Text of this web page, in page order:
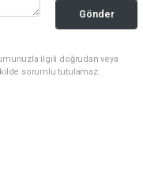
Gönder
ilgili doğrudan veya
sorumlu tutulamaz.